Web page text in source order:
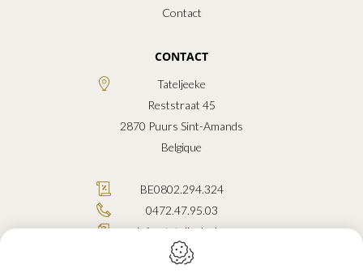
Contact
CONTACT
Tateljeeke
Reststraat 45
2870 Puurs Sint-Amands
Belgique
BE0802.294.324
0472.47.95.03
info@tateljeeke.be